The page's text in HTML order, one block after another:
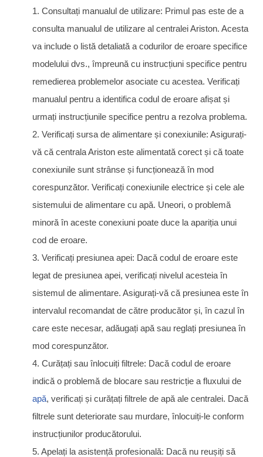
1. Consultați manualul de utilizare: Primul pas este de a
consulta manualul de utilizare al centralei Ariston. Acesta
va include o listă detaliată a codurilor de eroare specifice
modelului dvs., împreună cu instrucțiuni specifice pentru
remedierea problemelor asociate cu acestea. Verificați
manualul pentru a identifica codul de eroare afișat și
urmați instrucțiunile specifice pentru a rezolva problema.
2. Verificați sursa de alimentare și conexiunile: Asigurați-
vă că centrala Ariston este alimentată corect și că toate
conexiunile sunt strânse și funcționează în mod
corespunzător. Verificați conexiunile electrice și cele ale
sistemului de alimentare cu apă. Uneori, o problemă
minoră în aceste conexiuni poate duce la apariția unui
cod de eroare.
3. Verificați presiunea apei: Dacă codul de eroare este
legat de presiunea apei, verificați nivelul acesteia în
sistemul de alimentare. Asigurați-vă că presiunea este în
intervalul recomandat de către producător și, în cazul în
care este necesar, adăugați apă sau reglați presiunea în
mod corespunzător.
4. Curățați sau înlocuiți filtrele: Dacă codul de eroare
indică o problemă de blocare sau restricție a fluxului de
apă, verificați și curățați filtrele de apă ale centralei. Dacă
filtrele sunt deteriorate sau murdare, înlocuiți-le conform
instrucțiunilor producătorului.
5. Apelați la asistență profesională: Dacă nu reușiți să